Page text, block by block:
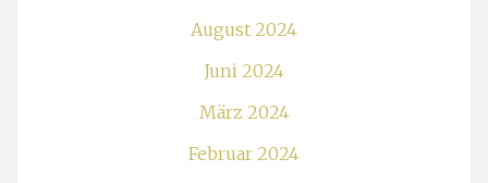
August 2024
Juni 2024
März 2024
Februar 2024